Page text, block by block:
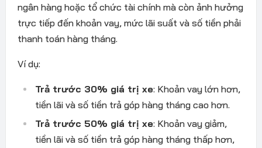
ngân hàng hoặc tổ chức tài chính mà còn ảnh hưởng
trực tiếp đến khoản vay, mức lãi suất và số tiền phải
thanh toán hàng tháng.
Ví dụ:
Trả trước 30% giá trị xe: Khoản vay lớn hơn,
tiền lãi và số tiền trả góp hàng tháng cao hơn.
Trả trước 50% giá trị xe: Khoản vay giảm,
tiền lãi và số tiền trả góp hàng tháng thấp hơn,